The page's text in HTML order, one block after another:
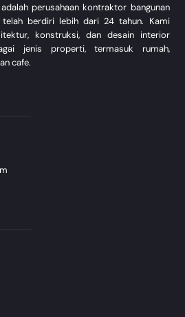
perusahaan kontraktor bangunan
berdiri lebih dari 24 tahun. Kami
konstruksi, dan desain interior
jenis properti, termasuk rumah,
cafe.